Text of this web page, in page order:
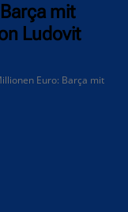
mit
Ludovit
Euro: Barça mit